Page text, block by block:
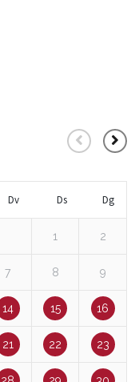
Dv Ds Dg
1 2
7 8 9
14 15 16
21 22 23